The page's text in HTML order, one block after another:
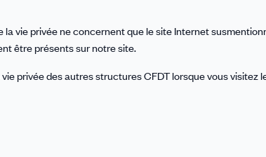
vie privée ne concernent que le site Internet
être présents sur notre site.
privée des autres structures CFDT lorsque vous visitez